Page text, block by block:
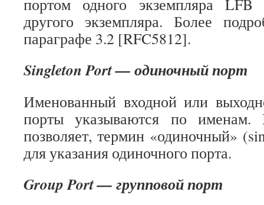
портом одного экземпляра
другого экземпляра. Более
параграфе 3.2 [RFC5812].
Singleton Port — одиночный порт
Именованный входной или
порты указываются по именам.
позволяет, термин «одиночный»
для указания одиночного порта.
Group Port — групповой порт